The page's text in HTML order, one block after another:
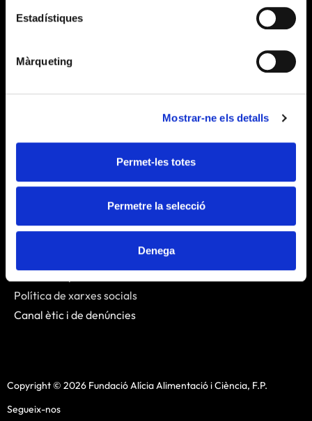
Estadístiques
Màrqueting
Mostrar-ne els detalls
Permet-les totes
Permetre la selecció
Denega
Alícia Salut
Notícies
Avís legal
Política de xarxes socials
Canal ètic i de denúncies
Copyright © 2026 Fundació Alícia Alimentació i Ciència, F.P.
Segueix-nos